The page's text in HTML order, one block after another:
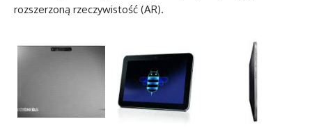
rozszerzoną rzeczywistość (AR).